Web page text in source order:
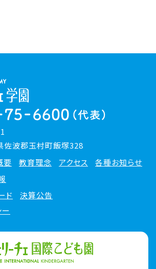
佐波郡玉村町飯塚328
要 教育理念 アクセス
各種お知らせ
ド
決算公告